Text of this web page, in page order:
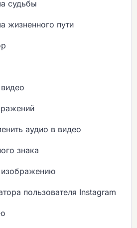
судьбы
жизненного пути
аудио в видео
знака
изображению
пользователя Instagram